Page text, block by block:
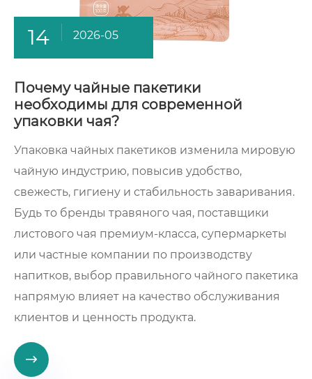
14 2026-05
Почему чайные пакетики
необходимы для современной
упаковки чая?
Упаковка чайных пакетиков изменила мировую
чайную индустрию, повысив удобство,
свежесть, гигиену и стабильность заваривания.
Будь то бренды травяного чая, поставщики
листового чая премиум-класса, супермаркеты
или частные компании по производству
напитков, выбор правильного чайного пакетика
напрямую влияет на качество обслуживания
клиентов и ценность продукта.
